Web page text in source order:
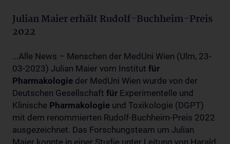
Julian Maier erhält Rudolf-Buchheim-Preis
2022
...Alle News – Menschen der MedUni Wien (Ulm, 23-
03-2023) Julian Maier vom Institut für
Pharmakologie der MedUni Wien wurde von der
Deutschen Gesellschaft für Experimentelle und
Klinische Pharmakologie und Toxikologie (DGPT)
mit dem renommierten Rudolf-Buchheim-Preis 2022
ausgezeichnet. Das Forschungsteam um Julian
Maier konnte in einer Studie unter Leitung von Harald